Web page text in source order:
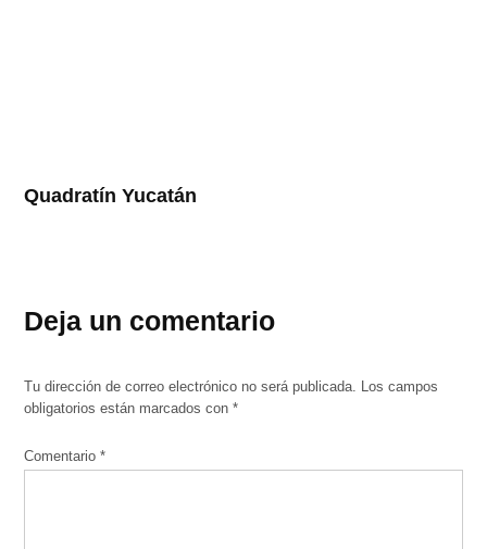
Quadratín Yucatán
Deja un comentario
Tu dirección de correo electrónico no será publicada. Los campos
obligatorios están marcados con*
Comentario*